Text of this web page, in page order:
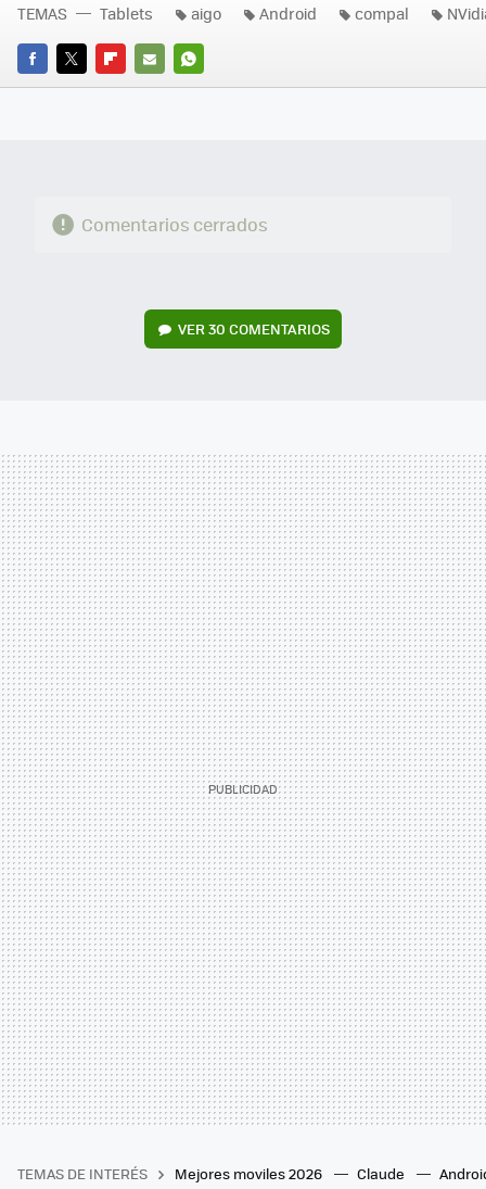
FACEBOOK
TWITTERFLIPBOARD
E-
WHATSAPP
TEMAS Tablets aigo Android compal
Comentarios cerrados
VER30 COMENTARIOS
TEMAS DE INTERÉS Mejores moviles 2026 Claude